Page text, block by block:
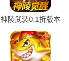
神陵武装0.1折版本
1.1.1 最新版